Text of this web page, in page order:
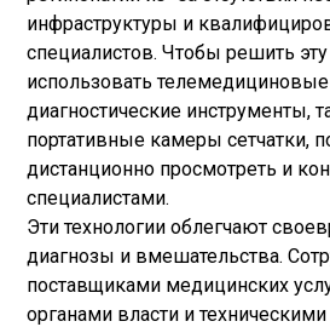
инфраструктуры и
специалистов. Чтобы решить
использовать
диагностические инструменты,
портативные камеры сетчатки,
дистанционно просмотреть и
специалистами.
Эти технологии облегчают
диагнозы и вмешательства.
поставщиками медицинских
органами власти и